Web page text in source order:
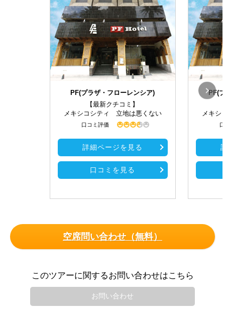
PF(プラザ・フローレンシア)
【最新クチコミ】
メキシコシティ 立地は悪くない
口コミ評価
詳細ページを見る
口コミを見る
PF(
メキシ
空席問い合わせ（無料）
このツアーに関するお問い合わせはこちら
お問い合わせ